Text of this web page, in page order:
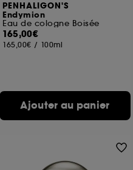
PENHALIGON'S
Endymion
Eau de cologne Boisée
165,00€
165,00€ / 100ml
Ajouter au panier